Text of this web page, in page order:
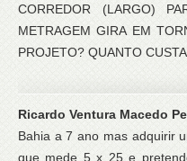
CORREDOR (LARGO)
METRAGEM GIRA EM
PROJETO? QUANTO
Ricardo Ventura Macedo
Bahia a 7 ano mas adquirir
que mede 5 x 25 e